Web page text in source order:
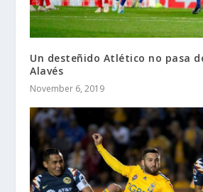
Un desteñido Atlético no pasa
Alavés
November 6, 2019